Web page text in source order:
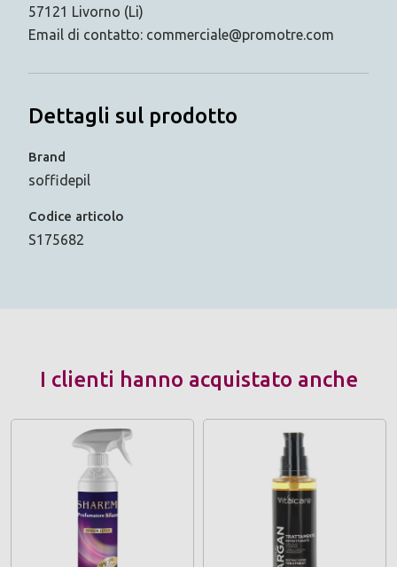
57121 Livorno (Li)
Email di contatto: commerciale@promotre.com
Dettagli sul prodotto
Brand
soffidepil
Codice articolo
S175682
I clienti hanno acquistato anche